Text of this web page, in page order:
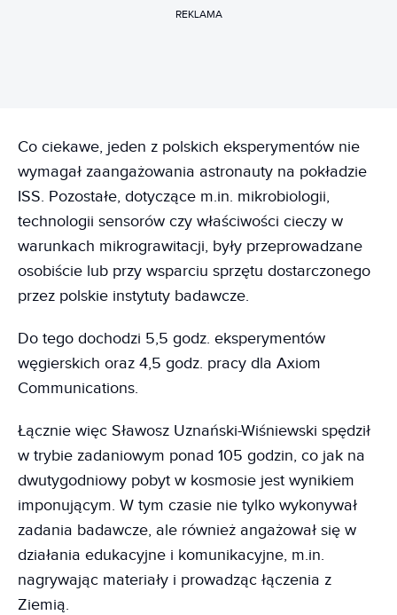
REKLAMA
Co ciekawe, jeden z polskich eksperymentów nie
wymagał zaangażowania astronauty na pokładzie
ISS. Pozostałe, dotyczące m.in. mikrobiologii,
technologii sensorów czy właściwości cieczy w
warunkach mikrograwitacji, były przeprowadzane
osobiście lub przy wsparciu sprzętu dostarczonego
przez polskie instytuty badawcze.
Do tego dochodzi 5,5 godz. eksperymentów
węgierskich oraz 4,5 godz. pracy dla Axiom
Communications.
Łącznie więc Sławosz Uznański-Wiśniewski spędził
w trybie zadaniowym ponad 105 godzin, co jak na
dwutygodniowy pobyt w kosmosie jest wynikiem
imponującym. W tym czasie nie tylko wykonywał
zadania badawcze, ale również angażował się w
działania edukacyjne i komunikacyjne, m.in.
nagrywając materiały i prowadząc łączenia z
Ziemią.